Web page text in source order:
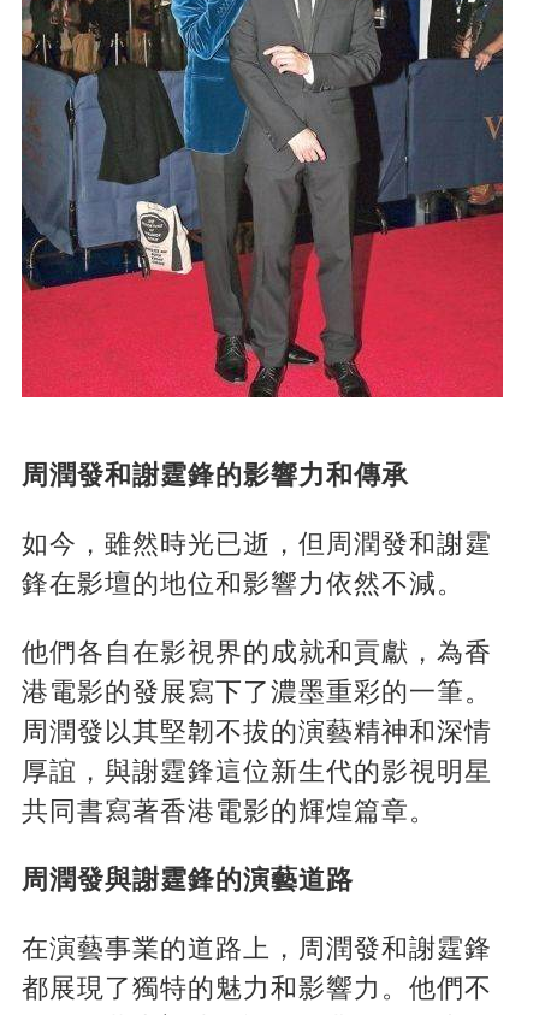
周潤發和謝霆鋒的影響力和傳承
如今，雖然時光已逝，但周潤發和謝霆
鋒在影壇的地位和影響力依然不減。
他們各自在影視界的成就和貢獻，為香
港電影的發展寫下了濃墨重彩的一筆。
周潤發以其堅韌不拔的演藝精神和深情
厚誼，與謝霆鋒這位新生代的影視明星
共同書寫著香港電影的輝煌篇章。
周潤發與謝霆鋒的演藝道路
在演藝事業的道路上，周潤發和謝霆鋒
都展現了獨特的魅力和影響力。他們不